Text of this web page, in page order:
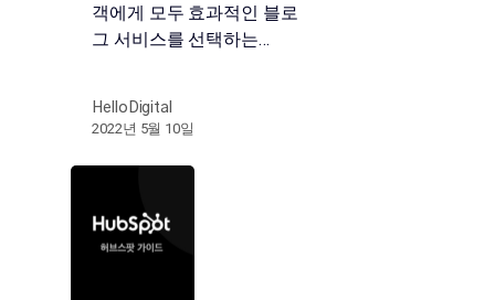
객에게 모두 효과적인 블로
그 서비스를 선택하는…
HelloDigital
2022년 5월 10일